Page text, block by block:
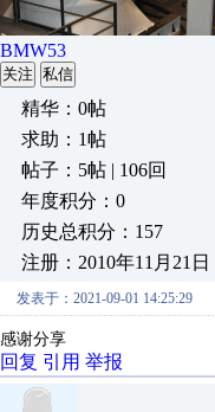
BMW53
关注 私信
精华：0帖
求助：1帖
帖子：5帖 | 106回
年度积分：0
历史总积分：157
注册：2010年11月21日
发表于：2021-09-01 14:25:29
感谢分享
回复 引用 举报